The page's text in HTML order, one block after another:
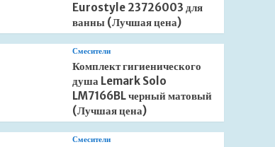
Eurostyle 23726003 для
ванны (Лучшая цена)
Смесители
Комплект гигиенического
душа Lemark Solo
LM7166BL черный матовый
(Лучшая цена)
Смесители